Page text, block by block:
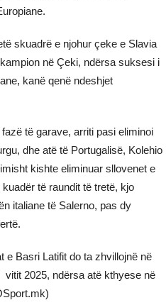
skuadrë e njohur çeke e Slavia
në Çeki, ndërsa suksesi i
kanë qenë ndeshjet
të garave, arriti pasi eliminoi
dhe atë të Portugalisë, Kolehio
kishte eliminuar sllovenet e
të raundit të tretë, kjo
italiane të Salerno, pas dy
e Basri Latifit do ta zhvillojnë në
2025, ndërsa atë kthyese në